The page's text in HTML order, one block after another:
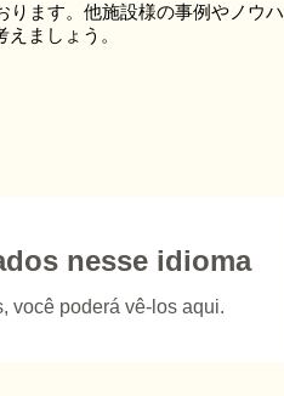
ります。他施設様の事例やノウハ
ましょう。
nesse idioma
você poderá vê-los aqui.